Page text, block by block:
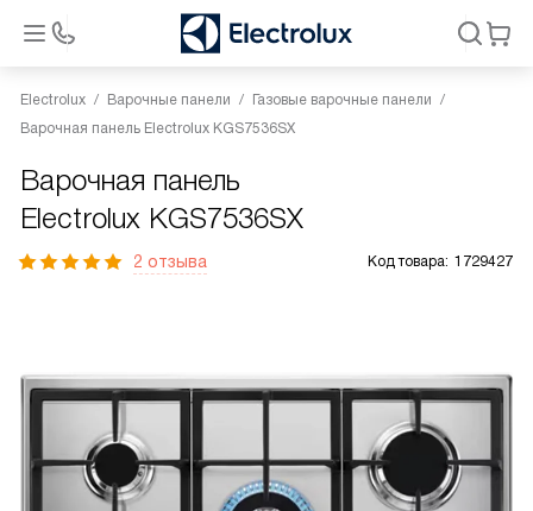
Electrolux Варочные панели
Газовые варочные панели
Варочная панель Electrolux KGS7536SX
Варочная панель
Electrolux KGS7536SX
2 отзыва Код товара: 1729427